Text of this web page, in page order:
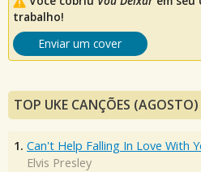
trabalho!
Enviar um cover
TOP UKE CANÇÕES (AGOSTO)
1. Can't Help Falling In Love With
Elvis Presley